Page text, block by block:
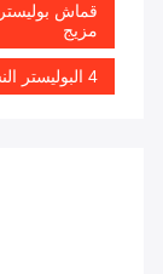
قماش
مزيج
4 البوليستر النسيج تمتد